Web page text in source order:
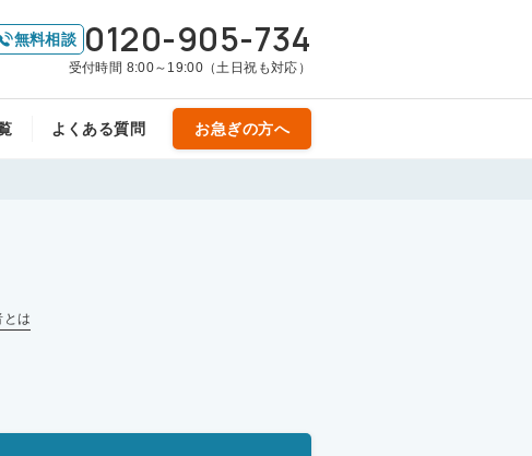
無料相談 0120-905-734
受付時間 8:00～19:00（土日祝も対応）
よくある質問 お急ぎの方へ
とは